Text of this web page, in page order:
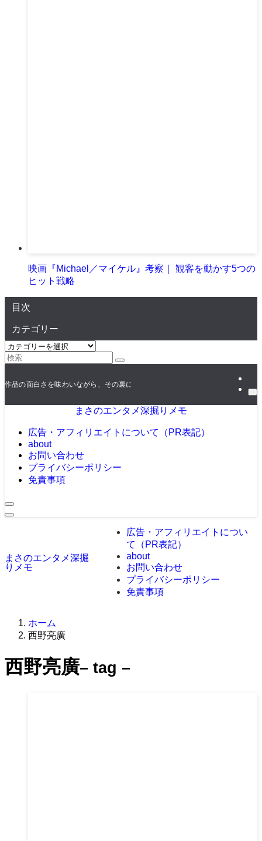
映画『Michael／マイケル』考察｜ 観客を動かす5つの
ヒット戦略
目次
カテゴリー
カ
テ
リ
作品の面白さを味わいながら、その裏にある**「人が動く仕組み（＝戦略）」
まさのエンタメ深掘りメモ
広告・アフィリエイトについて（PR表記）
about
お問い合わせ
プライバシーポリシー
免責事項
まさのエンタメ深掘
りメモ
広告・アフィリエイトについ
て（PR表記）
about
お問い合わせ
プライバシーポリシー
免責事項
ホーム
西野亮廣
西野亮廣– tag –